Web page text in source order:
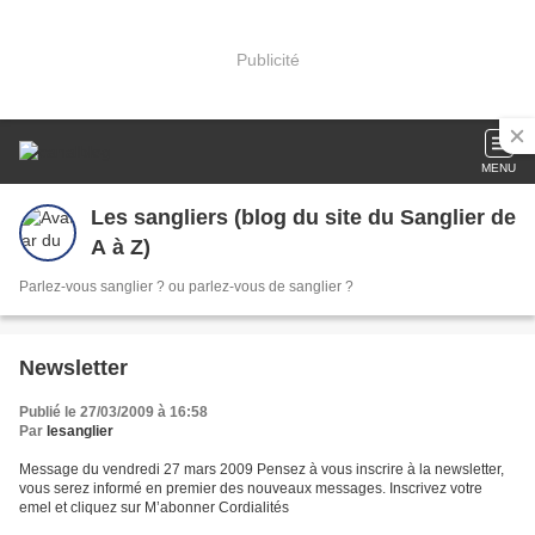
Publicité
MENU
Les sangliers (blog du site du Sanglier de
A à Z)
Parlez-vous sanglier ? ou parlez-vous de sanglier ?
Newsletter
Publié le 27/03/2009 à 16:58
Par lesanglier
Message du vendredi 27 mars 2009 Pensez à vous inscrire à la newsletter,
vous serez informé en premier des nouveaux messages. Inscrivez votre
emel et cliquez sur M’abonner Cordialités